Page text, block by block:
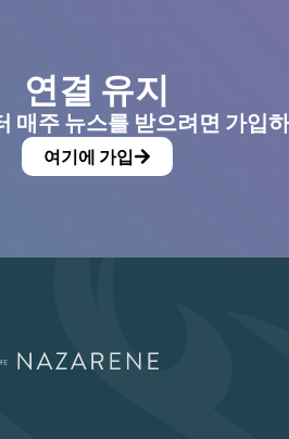
연결 유지
매주 뉴스를 받으려면 가입
여기에 가입